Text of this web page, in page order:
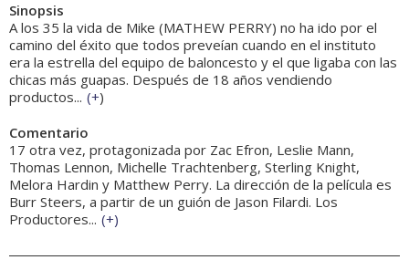
Sinopsis
A los 35 la vida de Mike (MATHEW PERRY) no ha ido por el
camino del éxito que todos preveían cuando en el instituto
era la estrella del equipo de baloncesto y el que ligaba con las
chicas más guapas. Después de 18 años vendiendo
productos... (+)
Comentario
17 otra vez, protagonizada por Zac Efron, Leslie Mann,
Thomas Lennon, Michelle Trachtenberg, Sterling Knight,
Melora Hardin y Matthew Perry. La dirección de la película es
Burr Steers, a partir de un guión de Jason Filardi. Los
Productores... (+)